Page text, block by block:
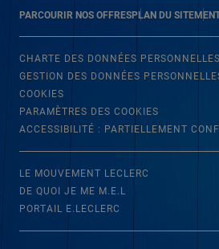
PARCOURIR NOS OFFRESPLAN DU SITE
CHARTE DES DONNÉES PERSONNELLES
GESTION DES DONNÉES
COOKIES
PARAMÈTRES DES COOKIES
ACCESSIBILITÉ : PARTIELLEMENT
LE MOUVEMENT LECLERC
DE QUOI JE ME M.E.L
PORTAIL E.LECLERC